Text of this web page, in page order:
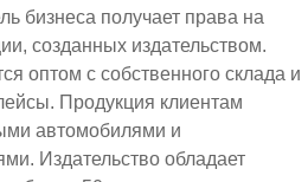
бизнеса получает права на
созданных издательством.
оптом с собственного склада и
Продукция клиентам
автомобилями и
Издательство обладает